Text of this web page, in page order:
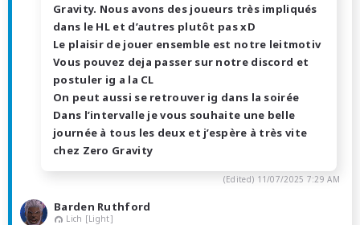
Gravity. Nous avons des joueurs très impliqués
dans le HL et d’autres plutôt pas xD
Le plaisir de jouer ensemble est notre leitmotiv
Vous pouvez deja passer sur notre discord et
postuler ig a la CL
On peut aussi se retrouver ig dans la soirée
Dans l’intervalle je vous souhaite une belle
journée à tous les deux et j’espère à très vite
chez Zero Gravity
(Edited) 11/07/2025 7:29 AM
Barden Ruthford
Lich [Light]